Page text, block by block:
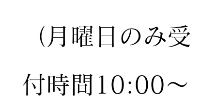
（月曜日のみ受
付時間10:00〜